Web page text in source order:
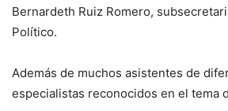
Bernardeth Ruiz Romero,
Político.
Además de muchos asistentes de
especialistas reconocidos en el tema